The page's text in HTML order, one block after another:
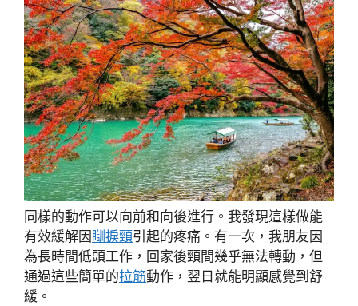
同樣的動作可以向前和向後進行。我發現這樣做能
有效緩解因 瞓捩頸引起的疼痛。有一次，我朋友因
為長時間低頭工作，回家後頸間幾乎無法轉動，但
通過這些簡單的拉筋動作，翌日就能明顯感覺到舒
緩。